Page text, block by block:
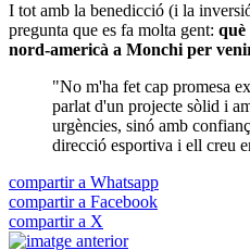
I tot amb la benedicció (i la
pregunta que es fa molta gent: què
nord-americà a Monchi per
"No m'ha fet cap promesa
parlat d'un projecte sòlid i
urgències, sinó amb
direcció esportiva i ell creu
compartir a Whatsapp
compartir a Facebook
compartir a X